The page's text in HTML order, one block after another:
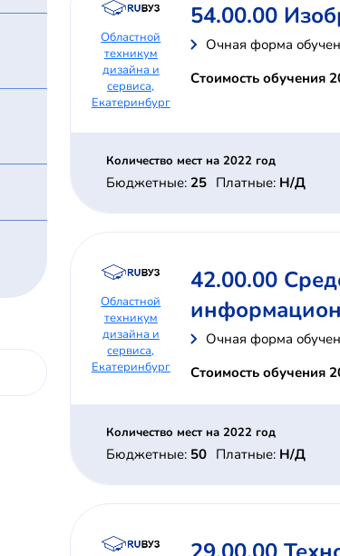
Областной
техникум
дизайна и
сервиса,
Екатеринбург
54.00.00
Очная форма
Стоимость обучения
Количество мест на 2022 год
Бюджетные: 25 Платные: Н/Д
Областной
техникум
дизайна и
сервиса,
Екатеринбург
42.00.00
Очная форма
Стоимость обучения
Количество мест на 2022 год
Бюджетные: 50 Платные: Н/Д